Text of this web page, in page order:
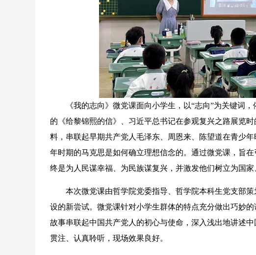
《我的志向》微党课面向小学生，以“志向”为关键词，
的《给黎锦熙的信》、习近平总书记在参观复兴之路展览
料，串联起早期共产党人毛泽东、周恩来、陈望道在青少
年时期的马克思是如何确立理想信念的。通过微党课，旨
终是为人民谋幸福、为民族谋复兴，并激发他们树立为国家
本次微党课由哲学院党委指导、哲学院本科生党支部策
设的新尝试。微党课针对小学生群体的特点充分做出巧妙
故事串联起中国共产党人的初心与使命，深入浅出地讲述
贯注、认真聆听，现场效果良好。